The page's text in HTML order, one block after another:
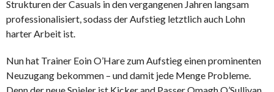
Strukturen der Casuals in den vergangenen Jahren langsam
professionalisiert, sodass der Aufstieg letztlich auch Lohn
harter Arbeit ist.
Nun hat Trainer Eoin O’Hare zum Aufstieg einen prominenten
Neuzugang bekommen – und damit jede Menge Probleme.